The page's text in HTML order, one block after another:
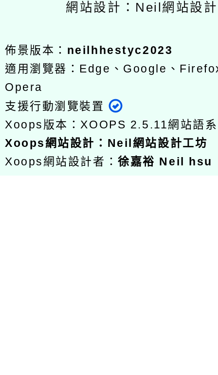
網站設計：Neil網站設
佈景版本： neilhhestyc2023
適用瀏覽器：Edge、Google、
Opera
支援行動瀏覽裝置
Xoops版本：XOOPS 2.5.11網站語
Xoops網站設計 ： Neil網站設計工坊
Xoops網站設計者：徐嘉裕 Neil hsu